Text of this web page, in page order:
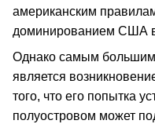
американским
доминированием США
Однако самым
является
того, что его попытка
полуостровом может